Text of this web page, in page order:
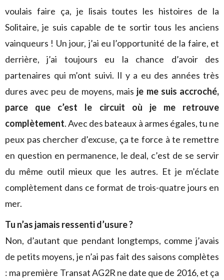
voulais faire ça, je lisais toutes les histoires de la
Solitaire, je suis capable de te sortir tous les anciens
vainqueurs ! Un jour, j’ai eu l’opportunité de la faire, et
derrière, j’ai toujours eu la chance d’avoir des
partenaires qui m’ont suivi. Il y a eu des années très
dures avec peu de moyens, mais je me suis accroché,
parce que c’est le circuit où je me retrouve
complètement. Avec des bateaux à armes égales, tu ne
peux pas chercher d’excuse, ça te force à te remettre
en question en permanence, le deal, c’est de se servir
du même outil mieux que les autres. Et je m’éclate
complètement dans ce format de trois-quatre jours en
mer.
Tu n’as jamais ressenti d’usure ?
Non, d’autant que pendant longtemps, comme j’avais
de petits moyens, je n’ai pas fait des saisons complètes
: ma première Transat AG2R ne date que de 2016, et ça